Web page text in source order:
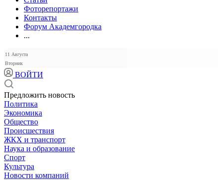
Фоторепортажи
Контакты
Форум Академгородка
...
11 Августа
Вторник
ВОЙТИ
Предложить новость
Политика
Экономика
Общество
Происшествия
ЖКХ и транспорт
Наука и образование
Спорт
Культура
Новости компаний